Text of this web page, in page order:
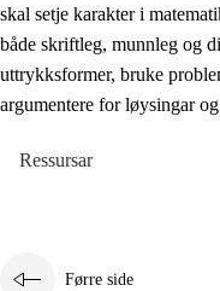
skal setje karakter i
både skriftleg, munnleg og
uttrykksformer, bruke
argumentere for løysingar
Ressursar
Førre side